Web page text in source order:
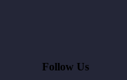
Follow Us